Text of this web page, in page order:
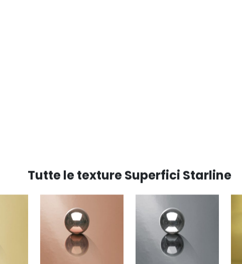
Tutte le texture Superfici Starline